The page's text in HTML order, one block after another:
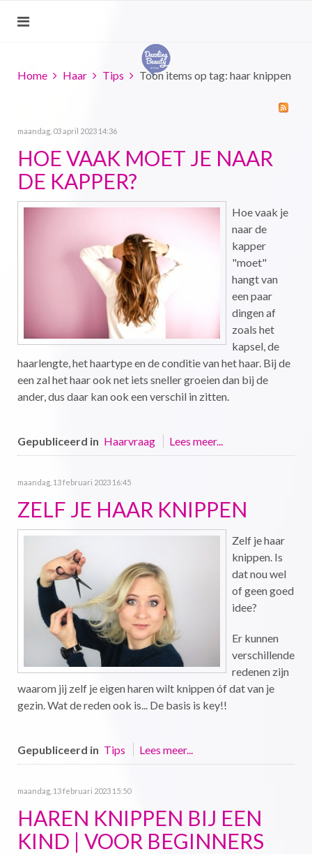
Home Haar Tips Toon items op tag: haar knippen
maandag, 03 april 2023 14:36
HOE VAAK MOET JE NAAR
DE KAPPER?
Hoe vaak je
naar de
kapper
"moet"
hangt van
een paar
dingen af
zoals het
kapsel, de
haarlengte, het haartype en de conditie van het haar. Bij de
een zal het haar ook net iets sneller groeien dan bij de
ander, dus daar kan ook een verschil in zitten.
Gepubliceerd in Haarvraag Lees meer...
maandag, 13 februari 2023 16:45
ZELF JE HAAR KNIPPEN
Zelf je haar
knippen. Is
dat nou wel
of geen goed
idee?
Er kunnen
verschillende
redenen zijn
waarom jij zelf je eigen haren wilt knippen óf dat van je
gezin. Wat de reden ook is... De basis is key!!
Gepubliceerd in Tips Lees meer...
maandag, 13 februari 2023 15:50
HAREN KNIPPEN BIJ EEN
KIND | VOOR BEGINNERS